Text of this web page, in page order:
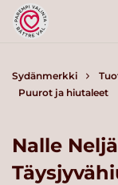
Sydänmerkki
Puurot ja hiutaleet
Nalle